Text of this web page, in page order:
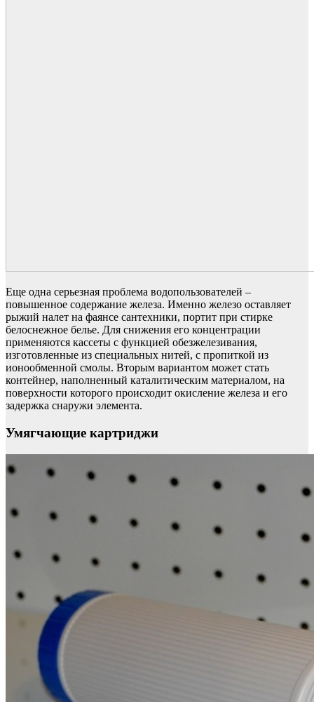
Еще одна серьезная проблема водопользователей –
повышенное содержание железа. Именно железо оставляет
рыжий налет на фаянсе сантехники, портит при стирке
белоснежное белье. Для снижения его концентрации
применяются кассеты с функцией обезжелезивания,
изготовленные из специальных нитей, с пропиткой из
ионообменной смолы. Вторым вариантом может стать
контейнер, наполненный каталитическим материалом, на
поверхности которого происходит окисление железа и его
задержка снаружи элемента.
Умягчающие картриджи